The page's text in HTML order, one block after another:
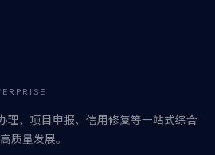
理、项目申报、信用修复等一站式综合
质量发展。